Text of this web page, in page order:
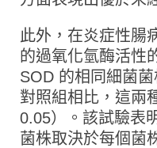
此外，在炎症性腸
的過氧化氫酶活性
SOD 的相同細菌
對照組相比，這兩
0.05）。該試驗表
菌株取決於每個菌